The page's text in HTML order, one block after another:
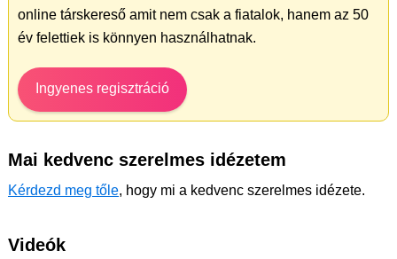
online társkereső amit nem csak a fiatalok, hanem az 50
év felettiek is könnyen használhatnak.
Ingyenes regisztráció
Mai kedvenc szerelmes idézetem
Kérdezd meg tőle, hogy mi a kedvenc szerelmes idézete.
Videók